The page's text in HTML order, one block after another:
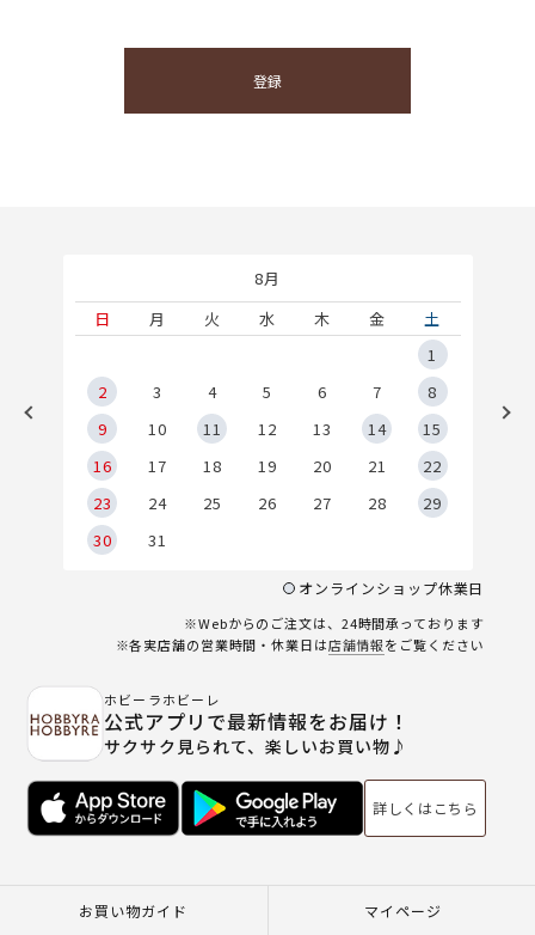
登録
8月
日
月 火 水 木 金
土
1
2
3 4 5 6 7
8
9
10 11 12 13 14
15
16
17 18 19 20 21
22
23
24 25 26 27 28
29
30
31
オンラインショップ休業日
※Webからのご注文は、24時間承っております
※各実店舗の営業時間・休業日は店舗情報をご覧ください
ホビーラホビーレ
公式アプリで最新情報をお届け！
サクサク見られて、楽しいお買い物♪
詳しくはこちら
お買い物ガイド マイページ